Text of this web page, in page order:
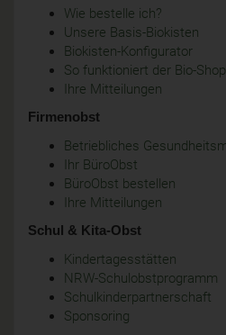
Wie bestelle ich?
Unsere Basis-Biokisten
Biokisten-Konfigurator
So funktioniert der Bio-Shop
Ihre Mitteilungen
Firmenobst
Betriebliches
Ihr BüroObst
BüroObst bestellen
Ihre Mitteilungen
Schul & Kita-Obst
Kindertagesstätten
NRW-Schulobstprogramm
Schulkinderpartnerschaft
Sponsoring